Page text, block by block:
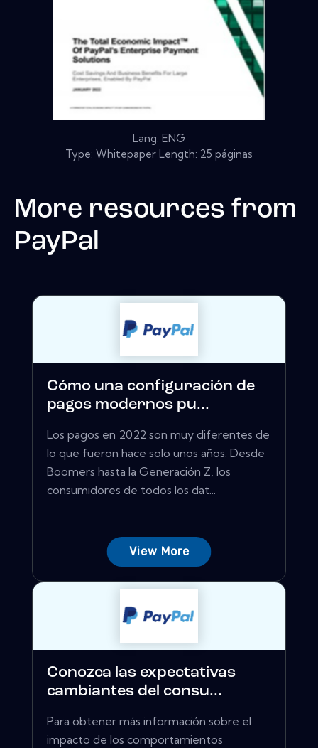
Lang: ENG
Type: Whitepaper Length: 25 páginas
More resources from
PayPal
Cómo una configuración de
pagos modernos pu...
Los pagos en 2022 son muy diferentes de
lo que fueron hace solo unos años. Desde
Boomers hasta la Generación Z, los
consumidores de todos los dat...
View More
Conozca las expectativas
cambiantes del consu...
Para obtener más información sobre el
impacto de los comportamientos